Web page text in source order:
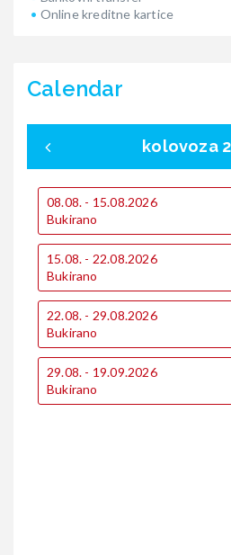
Online kreditne kartice
Calendar
kolovoza
08.08. - 15.08.2026
Bukirano
15.08. - 22.08.2026
Bukirano
22.08. - 29.08.2026
Bukirano
29.08. - 19.09.2026
Bukirano